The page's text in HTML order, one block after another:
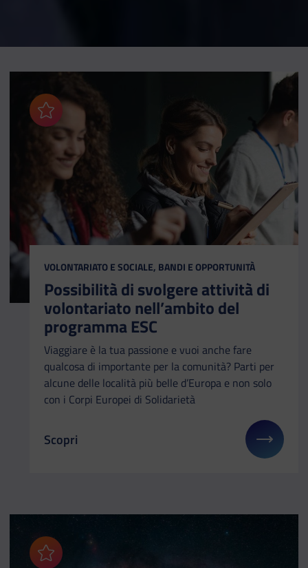
Aggiungi ai preferiti
CATEGORIA:
VOLONTARIATO E SOCIALE, BANDI E OPPORTUNITÀ
Possibilità di svolgere attività di
volontariato nell’ambito del
programma ESC
Viaggiare è la tua passione e vuoi anche fare
qualcosa di importante per la comunità? Parti per
alcune delle località più belle d’Europa e non solo
con i Corpi Europei di Solidarietà
Il link ti porterà ad avere maggiori dettagli su:
Scopri
Aggiungi ai preferiti